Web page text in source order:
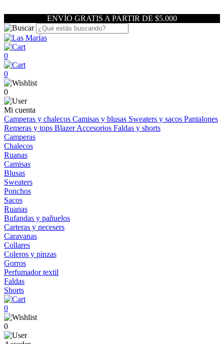
ENVÍO GRATIS A PARTIR DE $5.000
0
0
0
Mi cuenta
Camperas y chalecos Camisas y blusas Sweaters y sacos Pantalones
Remeras y tops BlazerAccesorios Faldas y shorts
Camperas
Chalecos
Ruanas
Camisas
Blusas
Sweaters
Ponchos
Sacos
Ruanas
Bufandas y pañuelos
Carteras y necesers
Caravanas
Collares
Coleros y pinzas
Gorros
Perfumador textil
Faldas
Shorts
0
0